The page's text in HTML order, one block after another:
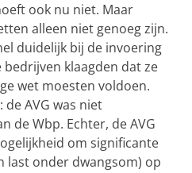
ook nu niet. Maar
alleen niet genoeg zijn.
duidelijk bij de invoering
bedrijven klaagden dat ze
wet moesten voldoen.
AVG was niet
de Wbp. Echter, de AVG
om significante
last onder dwangsom) op